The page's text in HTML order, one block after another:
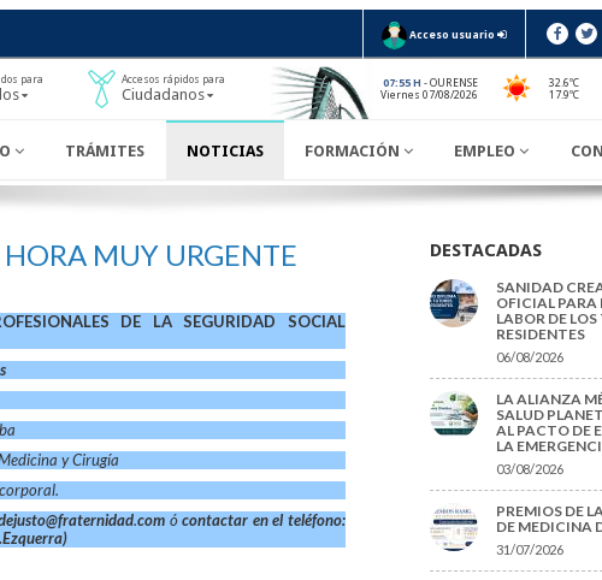
Acceso usuario
para Accesos rápidos para
Ciudadanos
07:55 H - OURENSE
Viernes 07/08/2026
32.6ºC
17.9ºC
TRÁMITES NOTICIAS FORMACIÓN EMPLEO
MUY URGENTE
DE LA SEGURIDAD SOCIAL
y Cirugía
.com ócontactar en el teléfono:
DESTACADAS
SANIDAD
OFICIAL PARA
LABOR DE
RESIDENTES
06/08/2026
LA ALIANZA
SALUD
AL PACTO DE
LA
03/08/2026
PREMIOS DE
DE MEDICINA
31/07/2026